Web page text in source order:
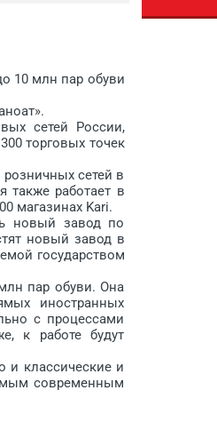
10 млн пар обуви
сетей России,
торговых точек
сетей в
также работает в
магазинах Kari.
новый завод по
новый завод в
государством
пар обуви. Она
иностранных
с процессами
к работе будут
и классические и
современным